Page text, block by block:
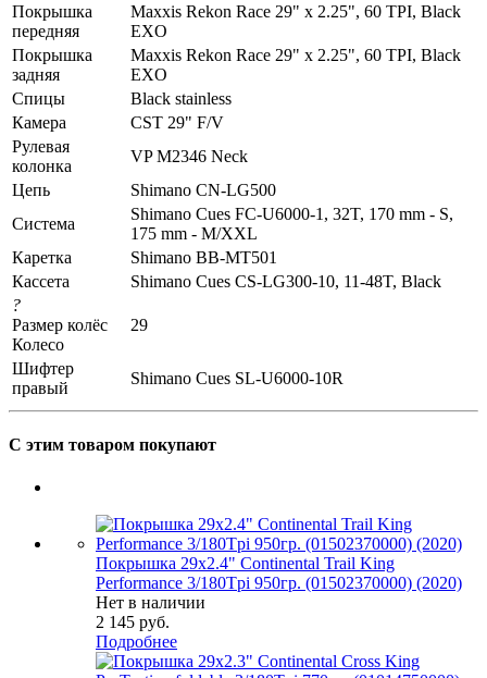
Покрышка
передняя
Maxxis Rekon Race 29" x 2.25", 60 TPI, Black
EXO
Покрышка
задняя
Maxxis Rekon Race 29" x 2.25", 60 TPI, Black
EXO
Спицы
Black stainless
Камера
CST 29" F/V
Рулевая
колонка
VP M2346 Neck
Цепь
Shimano CN-LG500
Система
Shimano Cues FC-U6000-1, 32T, 170 mm - S,
175 mm - M/XXL
Каретка
Shimano BB-MT501
Кассета
Shimano Cues CS-LG300-10, 11-48T, Black
?
Размер колёс
Колесо
29
Шифтер
правый
Shimano Cues SL-U6000-10R
С этим товаром покупают
Покрышка 29x2.4" Continental Trail King
Performance 3/180Tpi 950гр. (01502370000) (2020)
Нет в наличии
2 145 руб.
Подробнее